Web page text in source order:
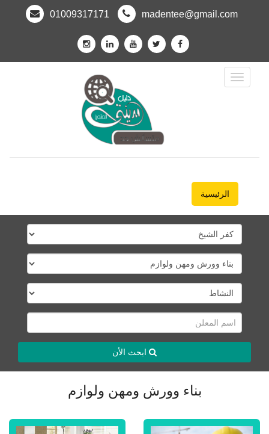
madentee@gmail.com
01009317171
Toggle
Navigation
الرئيسية
ابحث الأن
بناء وورش ومهن ولوازم